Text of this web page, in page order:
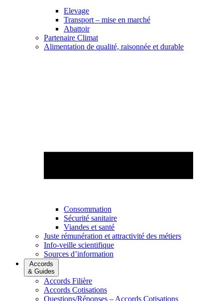
Elevage
Transport – mise en marché
Abattoir
Partenaire Climat
Alimentation de qualité, raisonnée et durable
Consommation
Sécurité sanitaire
Viandes et santé
Juste rémunération et attractivité des métiers
Info-veille scientifique
Sources d’information
Accords
& Guides
Accords Filière
Accords Cotisations
Questions/Réponses – Accords Cotisations